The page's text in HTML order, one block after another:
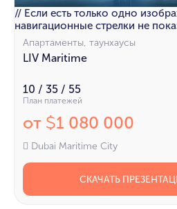
// Если есть только одно
навигационные стрелки не
Апартаменты, таунхаусы
LIV Maritime
10 / 35 / 55
План платежей
от $1 080 000
Dubai Maritime City
СКАЧАТЬ